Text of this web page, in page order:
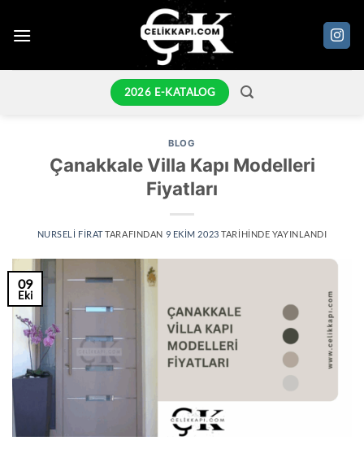
atla
2026 E-KATALOG
BLOG
Çanakkale Villa Kapı Modelleri
Fiyatları
NURSELI FIRATTARAFINDAN 9 EKIM 2023 TARIHINDE YAYINLANDI
09
Eki